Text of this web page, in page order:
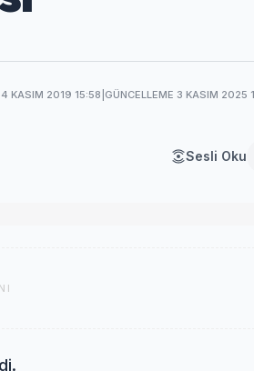
4 KASIM 2019 15:58 GÜNCELLEME 3 KASIM 2025
Sesli Oku